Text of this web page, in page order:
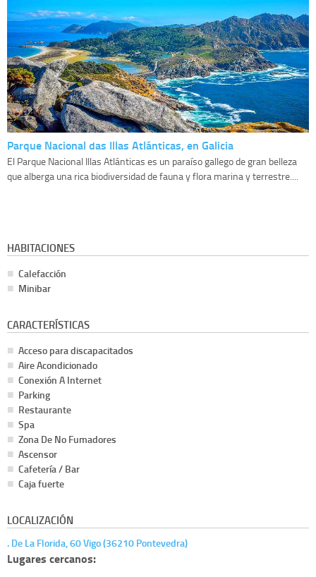
Parque Nacional das Illas Atlánticas, en Galicia
El Parque Nacional Illas Atlánticas es un paraíso gallego de gran belleza
que alberga una rica biodiversidad de fauna y flora marina y terrestre....
HABITACIONES
Calefacción
Minibar
CARACTERÍSTICAS
Acceso para discapacitados
Aire Acondicionado
Conexión A Internet
Parking
Restaurante
Spa
Zona De No Fumadores
Ascensor
Cafetería / Bar
Caja fuerte
LOCALIZACIÓN
. De La Florida, 60 Vigo (36210 Pontevedra)
Lugares cercanos: